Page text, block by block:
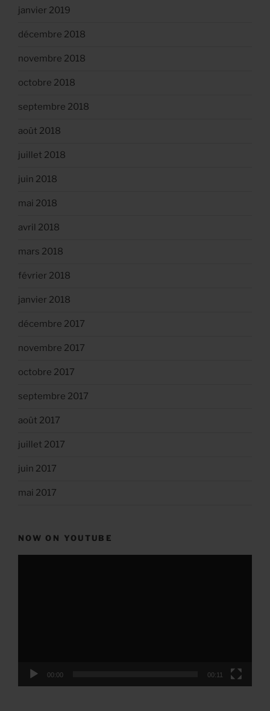
janvier 2019
décembre 2018
novembre 2018
octobre 2018
septembre 2018
août 2018
juillet 2018
juin 2018
mai 2018
avril 2018
mars 2018
février 2018
janvier 2018
décembre 2017
novembre 2017
octobre 2017
septembre 2017
août 2017
juillet 2017
juin 2017
mai 2017
NOW ON YOUTUBE
00:00 00:11